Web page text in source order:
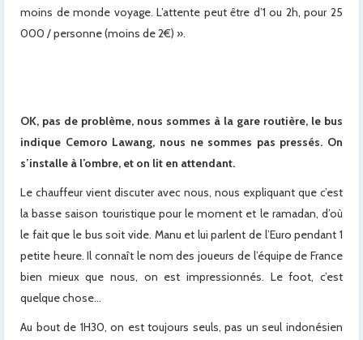
moins de monde voyage. L’attente peut être d’1 ou 2h, pour 25
000 / personne (moins de 2€) ».
OK, pas de problème, nous sommes à la gare routière, le bus
indique Cemoro Lawang, nous ne sommes pas pressés. On
s’installe à l’ombre, et on lit en attendant.
Le chauffeur vient discuter avec nous, nous expliquant que c’est
la basse saison touristique pour le moment et le ramadan, d’où
le fait que le bus soit vide. Manu et lui parlent de l’Euro pendant 1
petite heure. Il connaît le nom des joueurs de l’équipe de France
bien mieux que nous, on est impressionnés. Le foot, c’est
quelque chose…
Au bout de 1H30, on est toujours seuls, pas un seul indonésien